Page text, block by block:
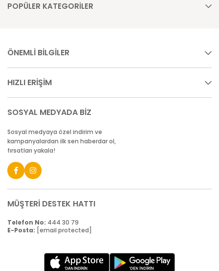
POPÜLER KATEGORİLER
ÖNEMLİ BİLGİLER
HIZLI ERİŞİM
SOSYAL MEDYADA BİZ
Sosyal medyaya özel indirim ve
kampanyalardan ilk sen haberdar ol,
fırsatları yakala!
MÜŞTERİ DESTEK HATTI
Telefon No: 444 30 79
E-Posta: [email protected]